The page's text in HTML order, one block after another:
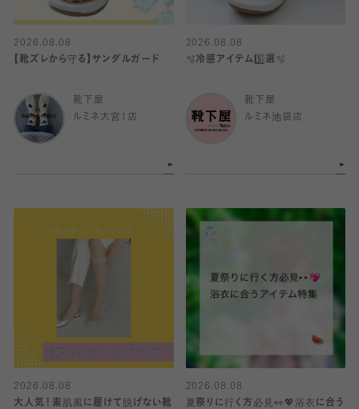
2026.08.08
【靴ズレから守る】サンダルガード
靴下屋
ルミネ大宮1店
2026.08.08
🫧冷感アイテム5️⃣選🫧
靴下屋
ルミネ池袋店
2026.08.08
大人気！素肌風に履けて脱げない靴
2026.08.08
夏祭りに行く方必見👀💖浴衣に合う